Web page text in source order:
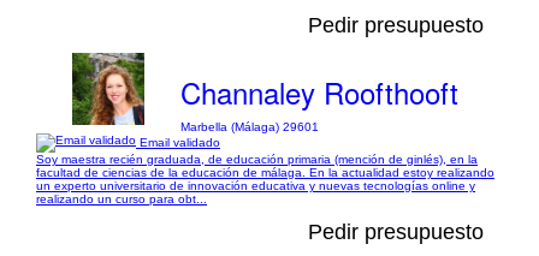
Pedir presupuesto
Channaley Roofthooft
Marbella (Málaga) 29601
Email validado
Soy maestra recién graduada, de educación primaria (mención de ginlés), en la
facultad de ciencias de la educación de málaga. En la actualidad estoy realizando
un experto universitario de innovación educativa y nuevas tecnologías online y
realizando un curso para obt...
Pedir presupuesto